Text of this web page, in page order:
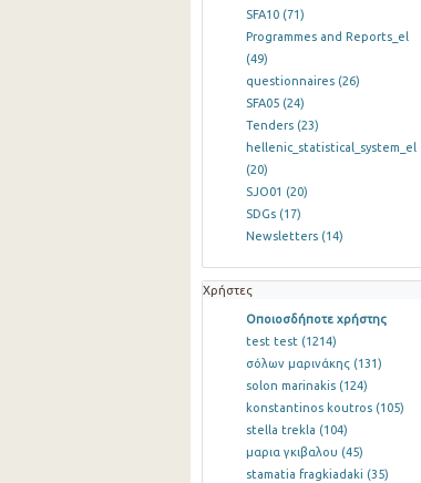
SFA10 (71)
Programmes and Reports_el
(49)
questionnaires (26)
SFA05 (24)
Tenders (23)
hellenic_statistical_system_el
(20)
SJO01 (20)
SDGs (17)
Newsletters (14)
Χρήστες
Οποιοσδήποτε χρήστης
test test (1214)
σόλων μαρινάκης (131)
solon marinakis (124)
konstantinos koutros (105)
stella trekla (104)
μαρια γκιβαλου (45)
stamatia fragkiadaki (35)